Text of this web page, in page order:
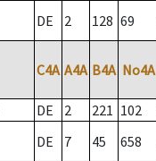
DE 2 128 69
C4A A4A B4A No4A
DE 2 221 102
DE 7 45 658